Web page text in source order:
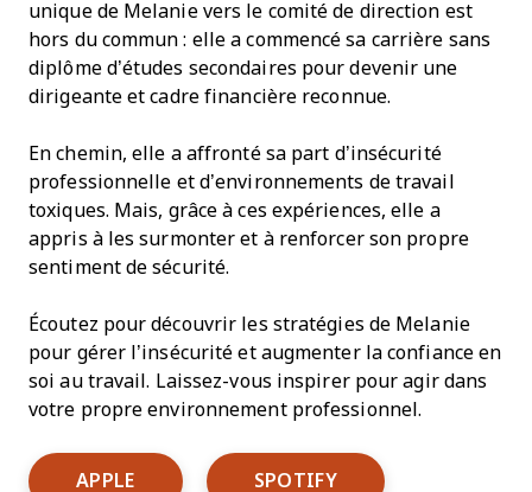
unique de Melanie vers le comité de direction est
hors du commun : elle a commencé sa carrière sans
diplôme d’études secondaires pour devenir une
dirigeante et cadre financière reconnue.
En chemin, elle a affronté sa part d’insécurité
professionnelle et d’environnements de travail
toxiques. Mais, grâce à ces expériences, elle a
appris à les surmonter et à renforcer son propre
sentiment de sécurité.
Écoutez pour découvrir les stratégies de Melanie
pour gérer l’insécurité et augmenter la confiance en
soi au travail. Laissez-vous inspirer pour agir dans
votre propre environnement professionnel.
APPLEOpens New Window
SPOTIFYOpens New Window